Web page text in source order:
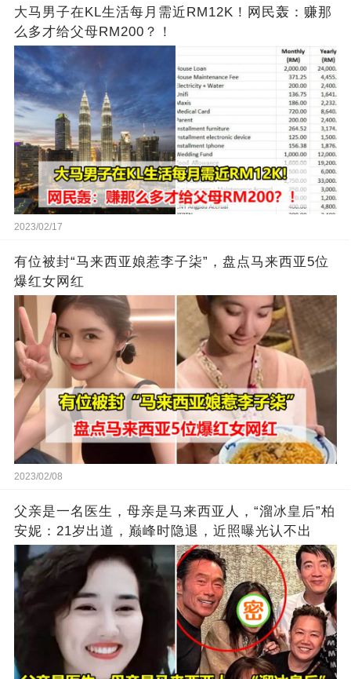
大马男子在KL生活每月需近RM12K！网民轰：赚那
么多才给父母RM200？！
2023/02/17
有位被封“马来西亚娘惹李子柒”，盘点马来西亚5位
爆红女网红
2023/02/08
父亲是一名医生，母亲是马来西亚人，“溜冰皇后”柏
安妮：21岁出道，巅峰时隐退，近照曝光认不出